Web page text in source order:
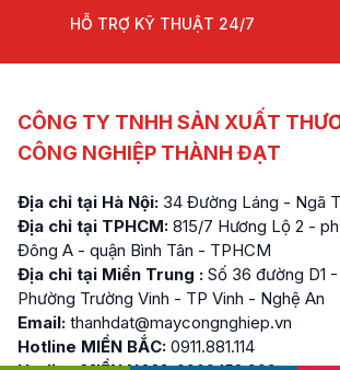
HỖ TRỢ KỸ THUẬT 24/7
CÔNG TY TNHH SẢN XUẤT
CÔNG NGHIỆP THÀNH ĐẠT
Địa chỉ tại Hà Nội: 34 Đường Láng - Ngã
Địa chỉ tại TPHCM: 815/7 Hương Lộ 2 -
Đông A - quận Bình Tân - TPHCM
Địa chỉ tại Miền Trung : Số 36 đường D1
Phường Trường Vinh - TP Vinh - Nghệ An
Email: thanhdat@maycongnghiep.vn
Hotline MIỀN BẮC: 0911.881.114